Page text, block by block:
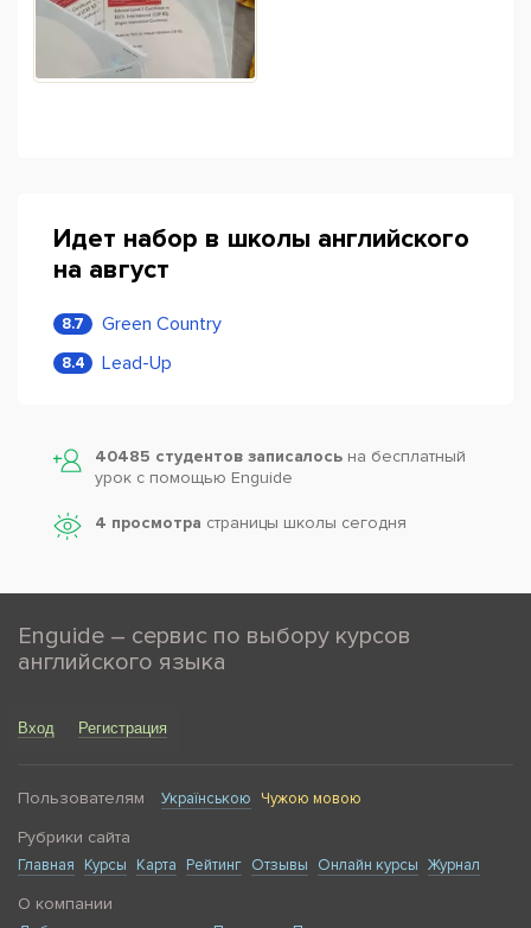
Идет набор в школы английского
на август
8.7 Green Country
8.4 Lead-Up
40485 студентов записалось на бесплатный
урок с помощью Enguide
4 просмотра страницы школы сегодня
Enguide – сервис по выбору курсов
английского языка
Вход Регистрация
Пользователям Українською Чужою мовою
Рубрики сайта
Главная Курсы Карта Рейтинг Отзывы Онлайн курсы Журнал
О компании